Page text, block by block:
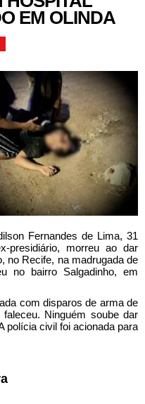
EM OLINDA
Fernandes de Lima, 31
presidiário, morreu ao dar
no Recife, na madrugada de
no bairro Salgadinho, em
com disparos de arma de
Ninguém soube dar
polícia civil foi acionada para